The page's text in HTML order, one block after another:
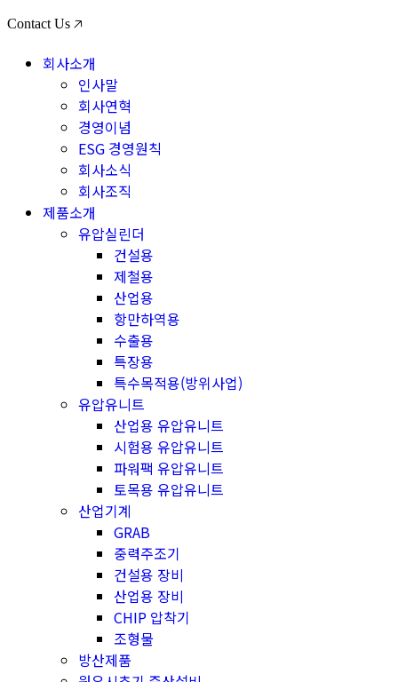
Contact Us 🡥
회사소개
인사말
회사연혁
경영이념
ESG 경영원칙
회사소식
회사조직
제품소개
유압실린더
건설용
제철용
산업용
항만하역용
수출용
특장용
특수목적용(방위사업)
유압유니트
산업용 유압유니트
시험용 유압유니트
파워팩 유압유니트
토목용 유압유니트
산업기계
GRAB
중력주조기
건설용 장비
산업용 장비
CHIP 압착기
조형물
방산제품